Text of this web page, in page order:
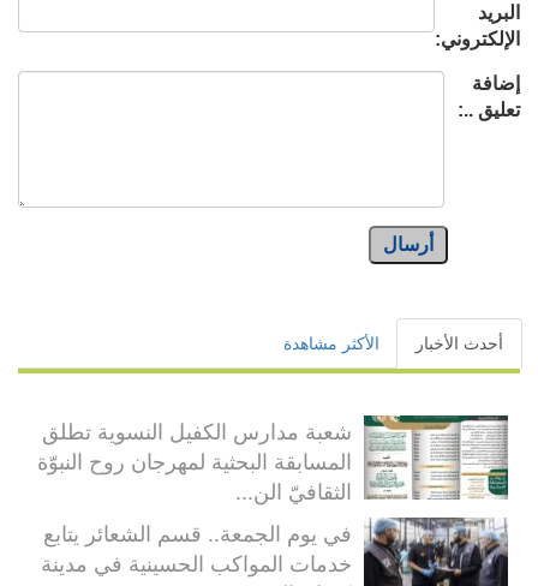
البريد
الإلكتروني:
إضافة
تعليق ..:
أرسال
أحدث الأخبار الأكثر مشاهدة
شعبة مدارس الكفيل النسوية تطلق
المسابقة البحثية لمهرجان روح النبوّة
الثقافيّ الن...
في يوم الجمعة.. قسم الشعائر يتابع
خدمات المواكب الحسينية في مدينة